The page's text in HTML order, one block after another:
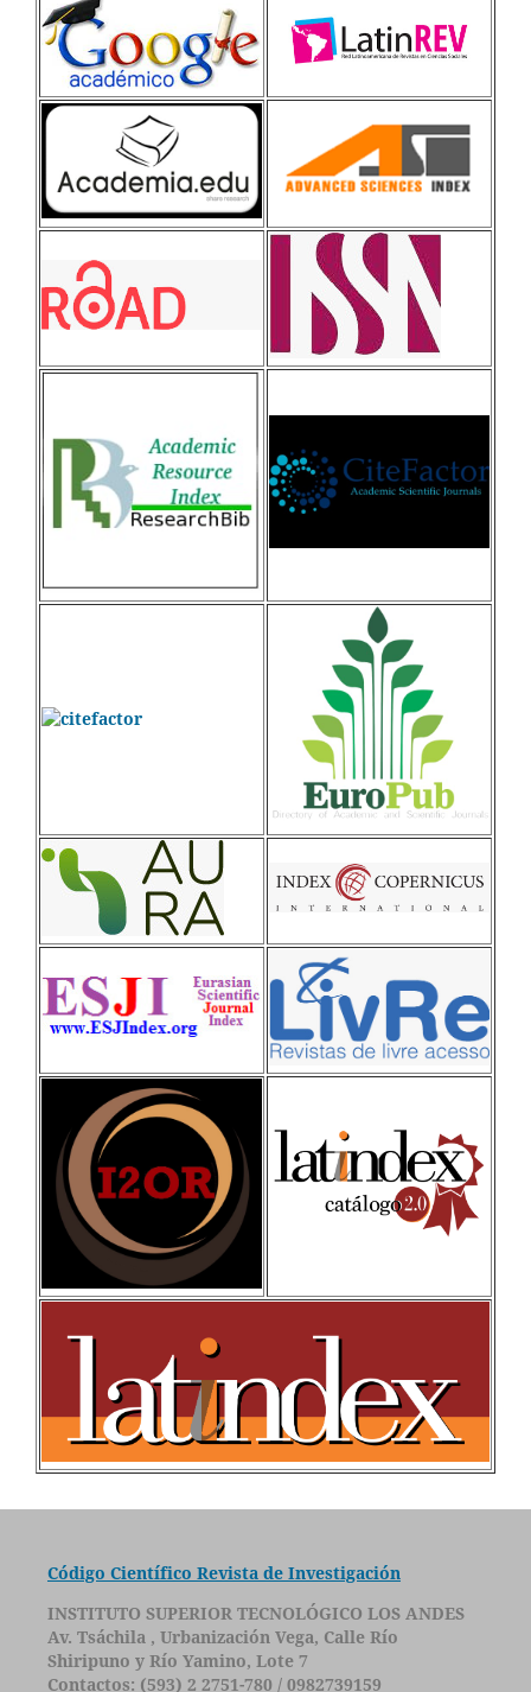
Código Científico Revista de Investigación
INSTITUTO SUPERIOR TECNOLÓGICO LOS ANDES
Av. Tsáchila , Urbanización Vega, Calle Río
Shiripuno y Río Yamino, Lote 7
Contactos: (593) 2 2751-780 / 0982739159